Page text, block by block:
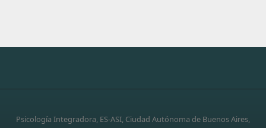
Psicología Integradora, ES-ASI, Ciudad Autónoma de Buenos Aires,